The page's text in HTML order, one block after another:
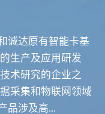
RFID智慧食堂系统
诚达原有智能卡基
生产及应用研发
术研究的企业之
采集和物联网领域
品涉及高...